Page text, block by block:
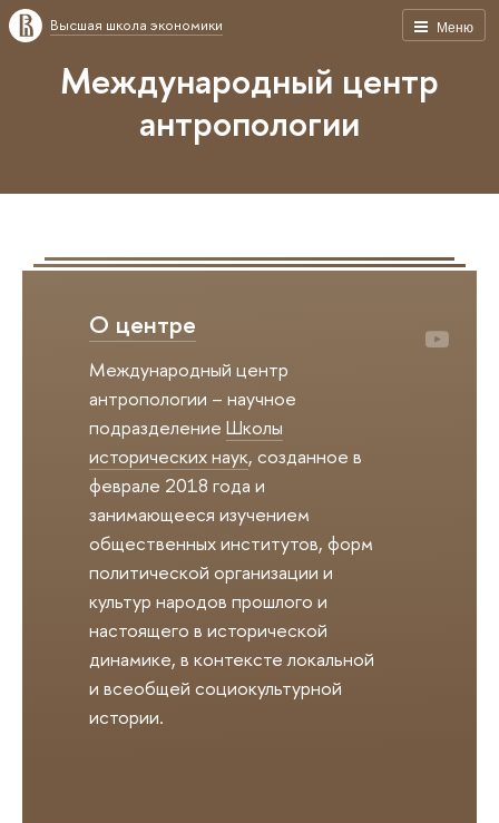
Меню
Высшая школа экономики
Международный центр
антропологии
О центре
Международный центр
антропологии – научное
подразделение Школы
исторических наук, созданное в
феврале 2018 года и
занимающееся изучением
общественных институтов, форм
политической организации и
культур народов прошлого и
настоящего в исторической
динамике, в контексте локальной
и всеобщей социокультурной
истории.